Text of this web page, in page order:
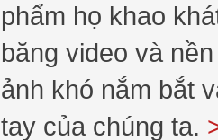
phẩm họ khao
băng video và
ảnh khó nắm bắt
tay của chúng ta.